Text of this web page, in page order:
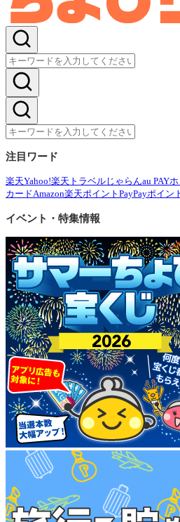
注目ワード
楽天Yahoo!楽天トラベル じゃらんau PAY
カードAmazon楽天ポイント PayPayポイン
イベント・特集情報